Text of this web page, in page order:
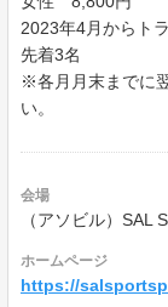
2023年4月からト
先着3名
※各月月末までに
い。
会場
（アソビル）SAL
ホームページ
https://